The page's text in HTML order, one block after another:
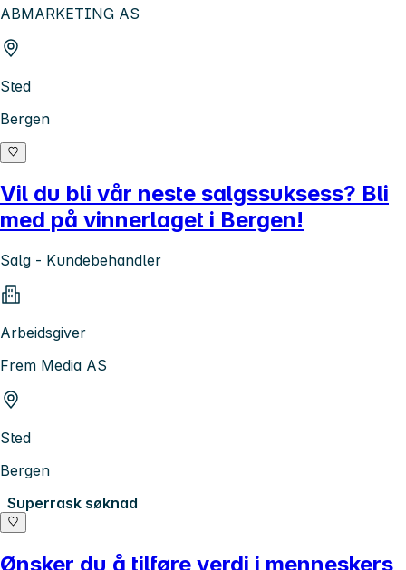
ABMARKETING AS
Sted
Bergen
Vil du bli vår neste salgssuksess? Bli
med på vinnerlaget i Bergen!
Salg - Kundebehandler
Arbeidsgiver
Frem Media AS
Sted
Bergen
Superrask søknad
Ønsker du å tilføre verdi i menneskers